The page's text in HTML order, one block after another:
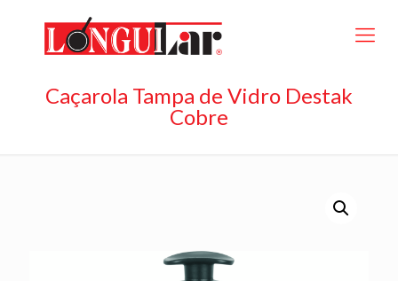
Caçarola Tampa de Vidro Destak
Cobre